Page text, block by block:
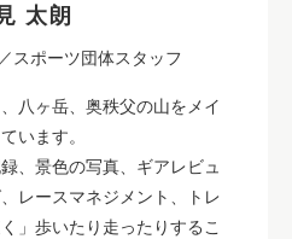
太朗
スポーツ団体スタッフ
八ヶ岳、奥秩父の山をメイ
います。
、景色の写真、ギアレビュ
レースマネジメント、トレ
」歩いたり走ったりするこ